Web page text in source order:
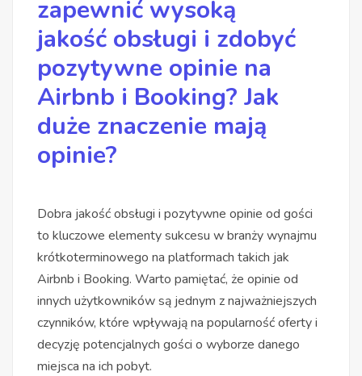
zapewnić wysoką
jakość obsługi i zdobyć
pozytywne opinie na
Airbnb i Booking? Jak
duże znaczenie mają
opinie?
Dobra jakość obsługi i pozytywne opinie od gości
to kluczowe elementy sukcesu w branży wynajmu
krótkoterminowego na platformach takich jak
Airbnb i Booking. Warto pamiętać, że opinie od
innych użytkowników są jednym z najważniejszych
czynników, które wpływają na popularność oferty i
decyzję potencjalnych gości o wyborze danego
miejsca na ich pobyt.